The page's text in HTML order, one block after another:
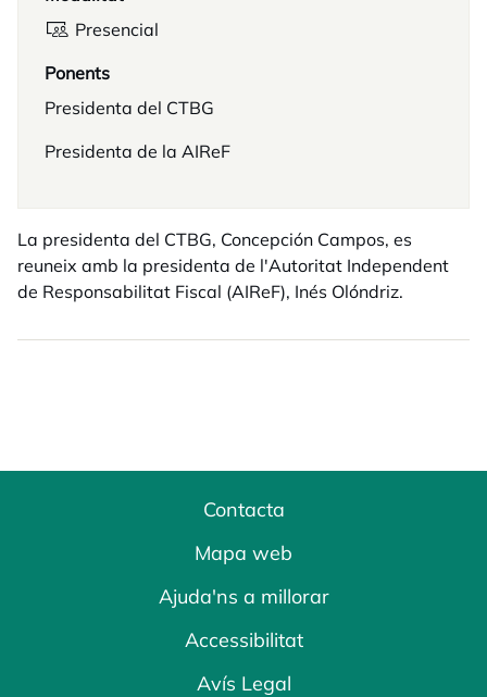
Presencial
Ponents
Presidenta del CTBG
Presidenta de la AIReF
La presidenta del CTBG, Concepción Campos, es
reuneix amb la presidenta de l'Autoritat Independent
de Responsabilitat Fiscal (AIReF), Inés Olóndriz.
Contacta
Mapa web
Ajuda'ns a millorar
Accessibilitat
Avís Legal